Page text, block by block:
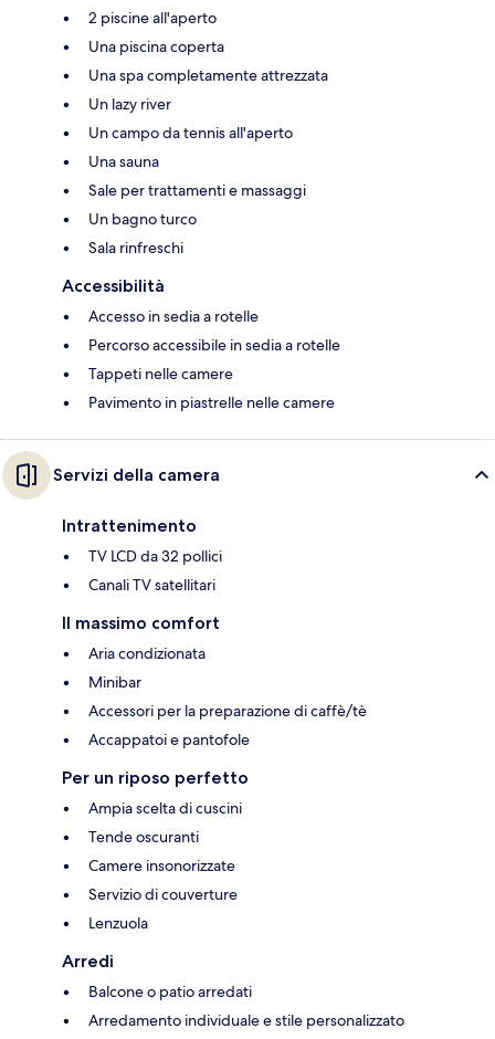
2 piscine all'aperto
Una piscina coperta
Una spa completamente attrezzata
Un lazy river
Un campo da tennis all'aperto
Una sauna
Sale per trattamenti e massaggi
Un bagno turco
Sala rinfreschi
Accessibilità
Accesso in sedia a rotelle
Percorso accessibile in sedia a rotelle
Tappeti nelle camere
Pavimento in piastrelle nelle camere
Servizi della camera
Intrattenimento
TV LCD da 32 pollici
Canali TV satellitari
Il massimo comfort
Aria condizionata
Minibar
Accessori per la preparazione di caffè/tè
Accappatoi e pantofole
Per un riposo perfetto
Ampia scelta di cuscini
Tende oscuranti
Camere insonorizzate
Servizio di couverture
Lenzuola
Arredi
Balcone o patio arredati
Arredamento individuale e stile personalizzato